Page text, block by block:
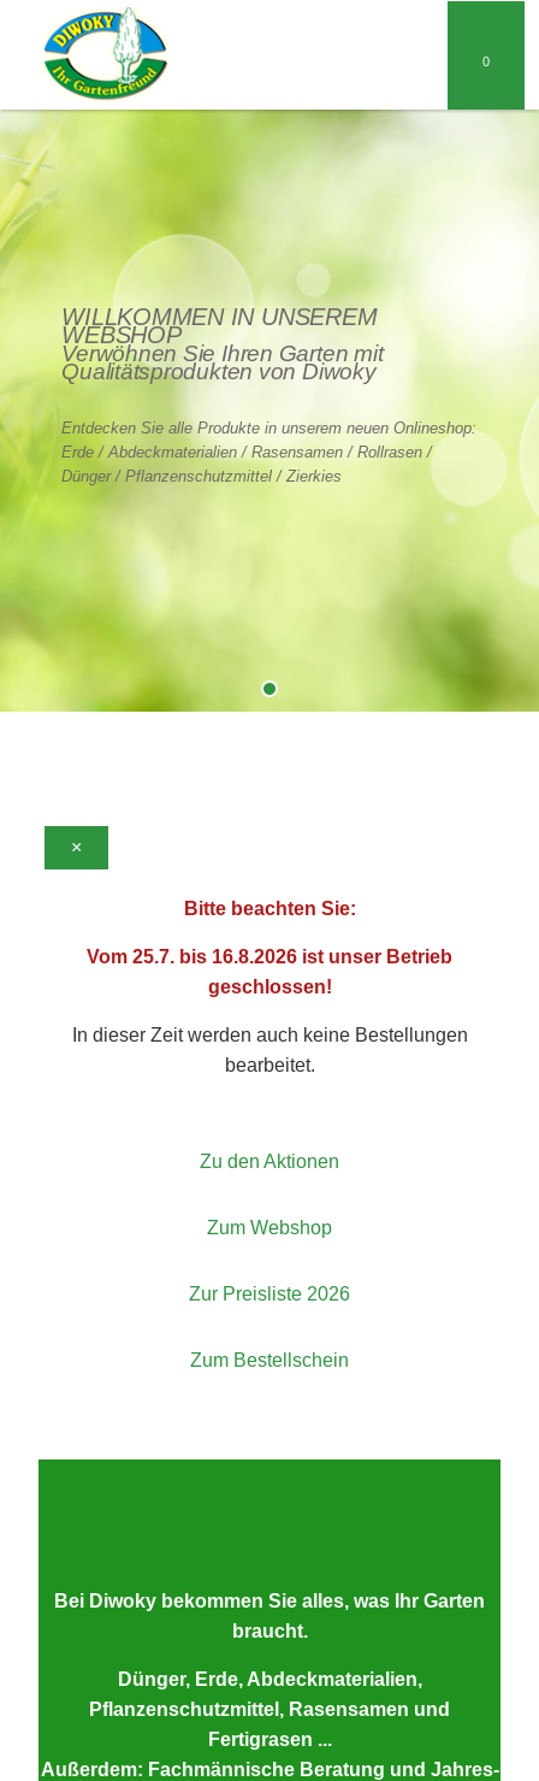
0
WILLKOMMEN IN UNSEREM
WEBSHOP
Verwöhnen Sie Ihren Garten mit
Qualitätsprodukten von Diwoky
Entdecken Sie alle Produkte in unserem neuen Onlineshop:
Erde / Abdeckmaterialien / Rasensamen / Rollrasen /
Dünger / Pflanzenschutzmittel / Zierkies
×
Bitte beachten Sie:
Vom 25.7. bis 16.8.2026 ist unser Betrieb
geschlossen!
In dieser Zeit werden auch keine Bestellungen
bearbeitet.
Zu den Aktionen
Zum Webshop
Zur Preisliste 2026
Zum Bestellschein
Bei Diwoky bekommen Sie alles, was Ihr Garten
braucht.
Dünger, Erde, Abdeckmaterialien,
Pflanzenschutzmittel, Rasensamen und
Fertigrasen ...
Außerdem: Fachmännische Beratung und Jahres-